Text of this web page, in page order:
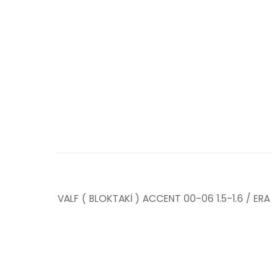
VALF ( BLOKTAKİ ) ACCENT 00-06 1.5-1.6 /